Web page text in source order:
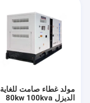
مولد غطاء صامت للغاية
الديزل 80kw 100kva